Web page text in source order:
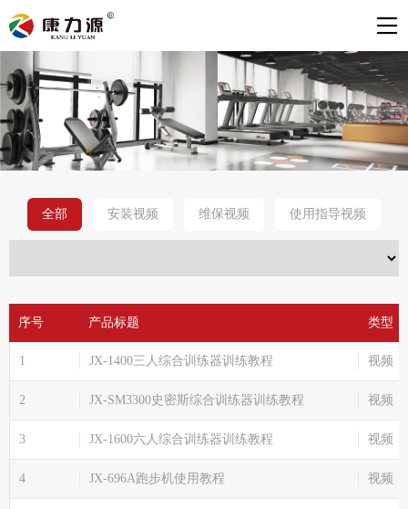
全部 安装视频 维保视频 使用指导视频
序号 产品标题 类型
1 JX-1400三人综合训练器训练教程 视频
2 JX-SM3300史密斯综合训练器训练教程 视频
3 JX-1600六人综合训练器训练教程 视频
4 JX-696A跑步机使用教程 视频